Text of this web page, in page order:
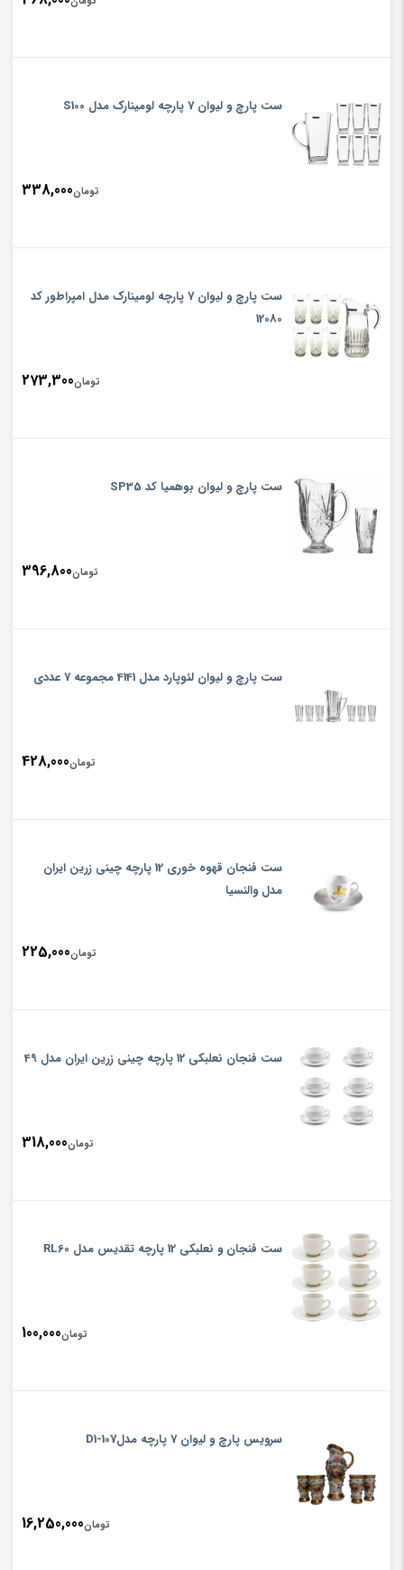
ست پارچ و لیوان 7 پارچه لومینارک مدل S100
تومان338,000
ست پارچ و لیوان 7 پارچه لومینارک مدل امپراطور کد
12080
تومان273,300
ست پارچ و لیوان بوهمیا کد SP35
تومان396,800
ست پارچ و لیوان لئوپارد مدل 4141 مجموعه 7 عددی
تومان428,000
ست فنجان قهوه خوری 12 پارچه چینی زرین ایران
مدل والنسیا
تومان225,000
ست فنجان نعلبکی 12 پارچه چینی زرین ایران مدل 49
تومان318,000
ست فنجان و نعلبکی 12 پارچه تقدیس مدل RL60
تومان100,000
سرویس پارچ و لیوان 7 پارچه مدلD1-107
تومان16,250,000